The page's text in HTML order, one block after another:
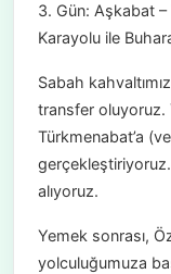
3. Gün: Aşkabat
Karayolu ile
Sabah
transfer oluyoruz.
Türkmenabat’a
gerçekleştiriyoruz.
alıyoruz.
Yemek sonrası,
yolculuğumuza